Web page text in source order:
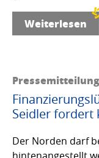
Weiterlesen
Pressemitteilung
Seidler fordert
Der Norden darf